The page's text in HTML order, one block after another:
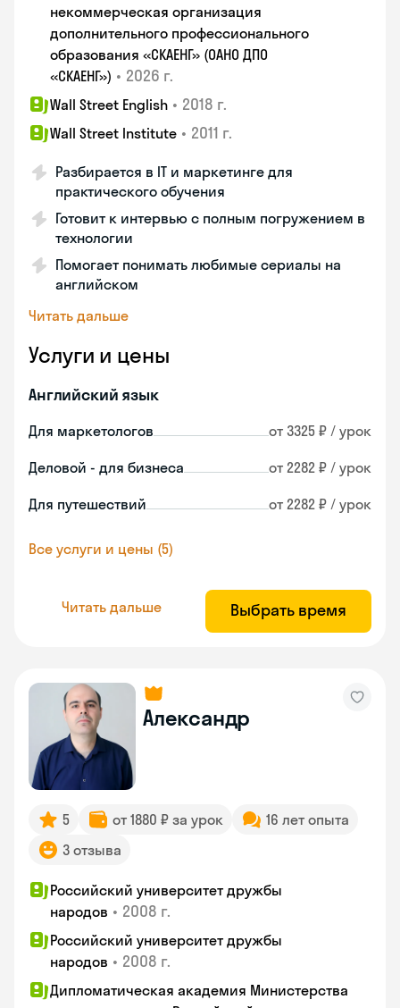
некоммерческая организация
дополнительного профессионального
образования «СКАЕНГ» (ОАНО ДПО
«СКАЕНГ») • 2026 г.
Wall Street English • 2018 г.
Wall Street Institute • 2011 г.
Разбирается в IT и маркетинге для
практического обучения
Готовит к интервью с полным погружением в
технологии
Помогает понимать любимые сериалы на
английском
Читать дальше
Услуги и цены
Английский язык
Для маркетологов от 3325 ₽ / урок
Деловой - для бизнеса от 2282 ₽ / урок
Для путешествий от 2282 ₽ / урок
Все услуги и цены (5)
Читать дальше Выбрать время
Александр
5 от 1880 ₽ за урок
16 лет опыта
3 отзыва
Российский университет дружбы
народов • 2008 г.
Российский университет дружбы
народов • 2008 г.
Дипломатическая академия Министерства